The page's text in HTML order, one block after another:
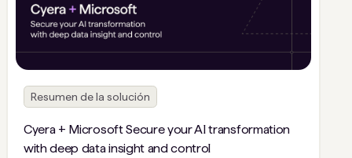
Resumen de la solución
Cyera + Microsoft Secure your AI transformation
with deep data insight and control